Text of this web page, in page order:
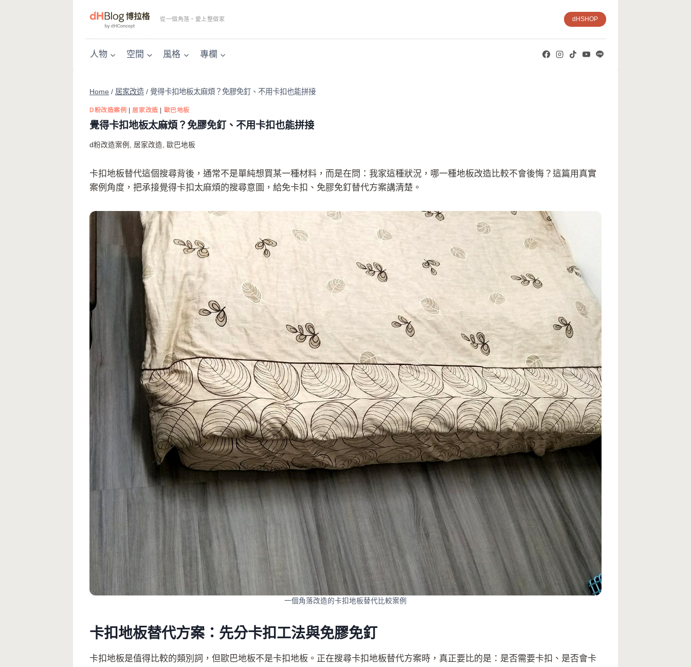
從一個角落，愛上整個家 dHSHOP
人物 空間 風格 專欄
Home / 居家改造 / 覺得卡扣地板太麻煩？免膠免釘、不用卡扣也能拼接
D粉改造案例 |居家改造 | 歐巴地板
覺得卡扣地板太麻煩？免膠免釘、不用卡扣也能拼接
d粉改造案例 , 居家改造, 歐巴地板
卡扣地板替代這個搜尋背後，通常不是單純想買某一種材料，而是在問：我家這種狀況，哪一種地板改造比較不會後悔？這篇用真實
案例角度，把承接覺得卡扣太麻煩的搜尋意圖，給免卡扣、免膠免釘替代方案講清楚。
一個角落改造的卡扣地板替代比較案例
卡扣地板替代方案：先分卡扣工法與免膠免釘
卡扣地板是值得比較的類別詞，但歐巴地板不是卡扣地板。正在搜尋卡扣地板替代方案時，真正要比的是：是否需要卡扣、是否會卡